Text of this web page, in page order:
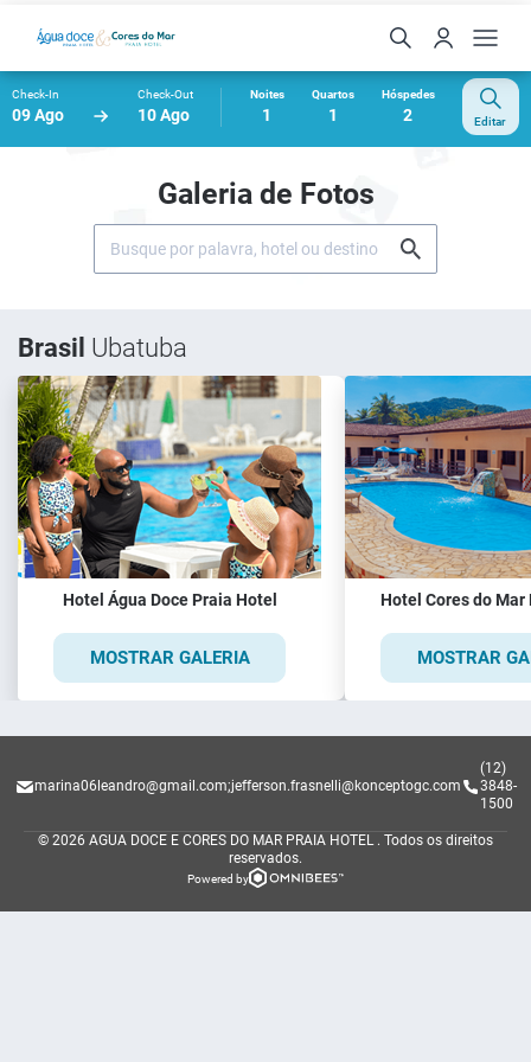
Check-In
09 Ago
Check-Out
10 Ago
Noites
1
Quartos
1
Hóspedes
2 Editar
Galeria de Fotos
Brasil Ubatuba
Hotel Água Doce Praia Hotel
MOSTRAR GALERIA
Hotel Cores do Mar
MOSTRAR
marina06leandro@gmail.com;jefferson.frasnelli@konceptogc.com
(12)
3848-
1500
© 2026 AGUA DOCE E CORES DO MAR PRAIA HOTEL . Todos os direitos
reservados.
Powered by